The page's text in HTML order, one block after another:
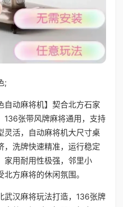
;
自动麻将机】契合北方石家
136张带风牌麻将通用，支持
灵活，自动麻将机大尺寸桌
，洗牌快速精准，运行稳定
家用耐用性极强，邻里小
方麻将的休闲氛围。
武汉麻将玩法打造，136张牌